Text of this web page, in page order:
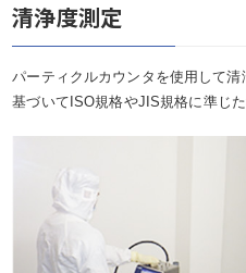
清浄度測定
パーティクルカウンタを使用して
基づいてISO規格やJIS規格に準じた